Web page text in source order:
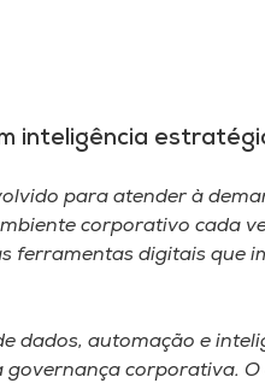
inteligência
para atender à
corporativo cada
ferramentas digitais que
dados, automação e
corporativa.